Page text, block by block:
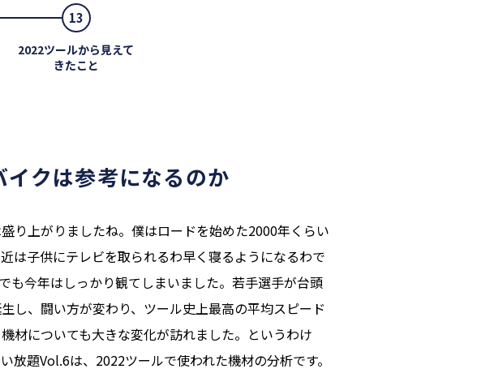
13
2022ツールから見えて
きたこと
イクは参考になるのか
り上がりましたね。僕はロードを始めた2000年くらい
は子供にテレビを取られるわ早く寝るようになるわで
も今年はしっかり観てしまいました。若手選手が台頭
し、闘い方が変わり、ツール史上最高の平均スピード
材についても大きな変化が訪れました。というわけ
放題Vol.6は、2022ツールで使われた機材の分析です。